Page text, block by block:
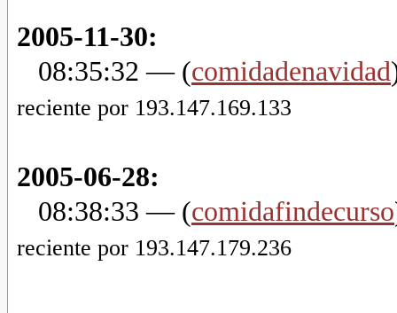
2005-11-30:
08:35:32 — (comidadenavidad
reciente por 193.147.169.133
2005-06-28:
08:38:33 — (comidafindecurso
reciente por 193.147.179.236